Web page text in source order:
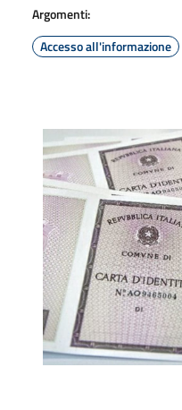
Argomenti:
Accesso all'informazione